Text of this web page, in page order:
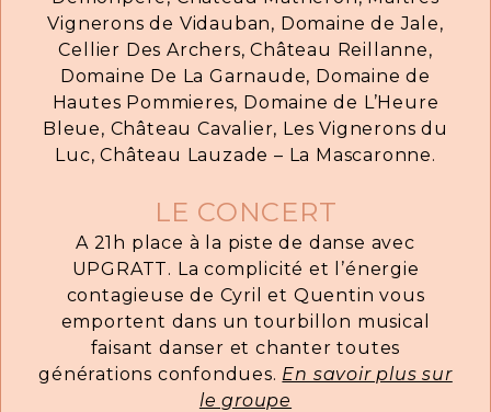
Vignerons de Vidauban, Domaine de Jale,
Cellier Des Archers, Château Reillanne,
Domaine De La Garnaude, Domaine de
Hautes Pommieres, Domaine de L’Heure
Bleue, Château Cavalier, Les Vignerons du
Luc, Château Lauzade – La Mascaronne.
LE CONCERT
A 21h place à la piste de danse avec
UPGRATT. La complicité et l’énergie
contagieuse de Cyril et Quentin vous
emportent dans un tourbillon musical
faisant danser et chanter toutes
générations confondues. En savoir plus sur
le groupe